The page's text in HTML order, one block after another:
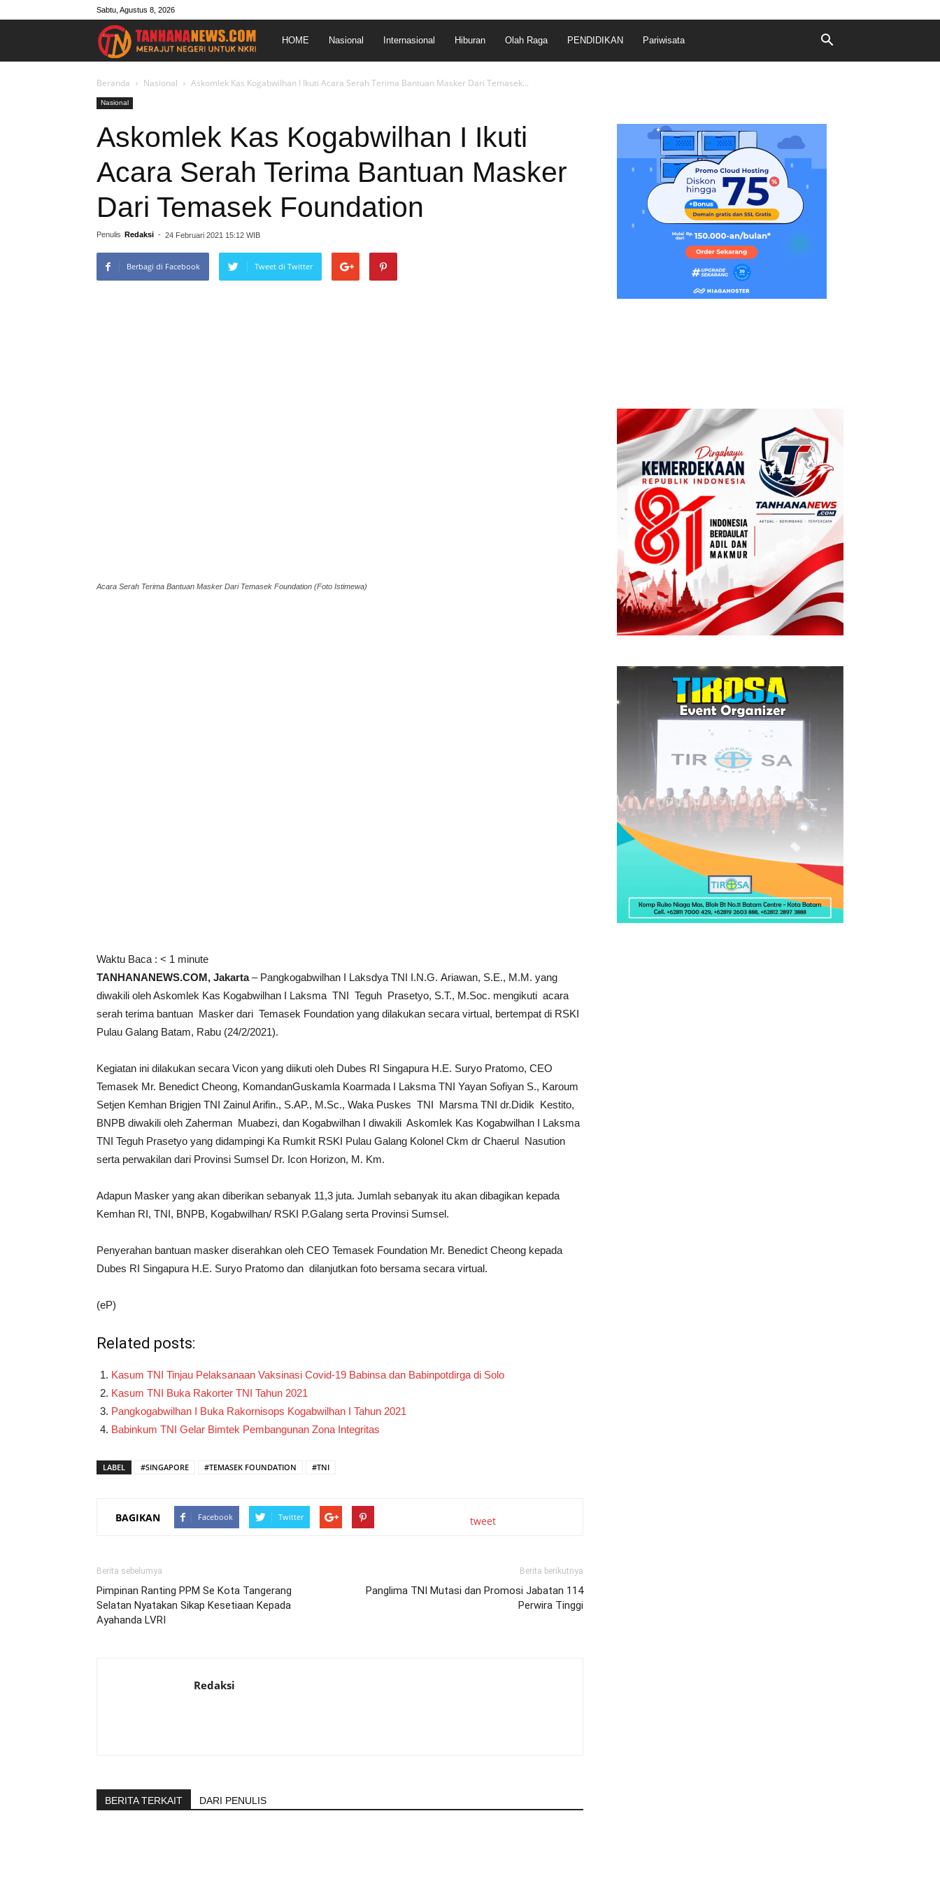
Sabtu, Agustus 8, 2026
Merajut
Negeri
NKRI
HOME Nasional Internasional Hiburan Olah Raga PENDIDIKAN Pariwisata
Beranda Nasional Askomlek Kas Kogabwilhan I Ikuti Acara Serah Terima Bantuan Masker Dari Temasek...
Nasional
Askomlek Kas Kogabwilhan I Ikuti
Acara Serah Terima Bantuan Masker
Dari Temasek Foundation
Penulis Redaksi - 24 Februari 2021 15:12 WIB
Berbagi di Facebook Tweet di Twitter
Acara Serah Terima Bantuan Masker Dari Temasek Foundation (Foto Istimewa)
Waktu Baca : < 1 minute
TANHANANEWS.COM, Jakarta– Pangkogabwilhan I Laksdya TNI I.N.G. Ariawan, S.E., M.M. yang
diwakili oleh Askomlek Kas Kogabwilhan I Laksma TNI Teguh Prasetyo, S.T., M.Soc. mengikuti acara
serah terima bantuan Masker dari Temasek Foundation yang dilakukan secara virtual, bertempat di RSKI
Pulau Galang Batam, Rabu (24/2/2021).
Kegiatan ini dilakukan secara Vicon yang diikuti oleh Dubes RI Singapura H.E. Suryo Pratomo, CEO
Temasek Mr. Benedict Cheong, KomandanGuskamla Koarmada I Laksma TNI Yayan Sofiyan S., Karoum
Setjen Kemhan Brigjen TNI Zainul Arifin., S.AP., M.Sc., Waka Puskes TNI Marsma TNI dr.Didik Kestito,
BNPB diwakili oleh Zaherman Muabezi, dan Kogabwilhan I diwakili Askomlek Kas Kogabwilhan I Laksma
TNI Teguh Prasetyo yang didampingi Ka Rumkit RSKI Pulau Galang Kolonel Ckm dr Chaerul Nasution
serta perwakilan dari Provinsi Sumsel Dr. Icon Horizon, M. Km.
Adapun Masker yang akan diberikan sebanyak 11,3 juta. Jumlah sebanyak itu akan dibagikan kepada
Kemhan RI, TNI, BNPB, Kogabwilhan/ RSKI P.Galang serta Provinsi Sumsel.
Penyerahan bantuan masker diserahkan oleh CEO Temasek Foundation Mr. Benedict Cheong kepada
Dubes RI Singapura H.E. Suryo Pratomo dan dilanjutkan foto bersama secara virtual.
(eP)
Related posts:
Kasum TNI Tinjau Pelaksanaan Vaksinasi Covid-19 Babinsa dan Babinpotdirga di Solo
Kasum TNI Buka Rakorter TNI Tahun 2021
Pangkogabwilhan I Buka Rakornisops Kogabwilhan I Tahun 2021
Babinkum TNI Gelar Bimtek Pembangunan Zona Integritas
LABEL #SINGAPORE #TEMASEK FOUNDATION #TNI
BAGIKAN Facebook Twitter tweet
Berita sebelumya
Pimpinan Ranting PPM Se Kota Tangerang
Selatan Nyatakan Sikap Kesetiaan Kepada
Ayahanda LVRI
Berita berikutnya
Panglima TNI Mutasi dan Promosi Jabatan 114
Perwira Tinggi
Redaksi
BERITA TERKAIT DARI PENULIS